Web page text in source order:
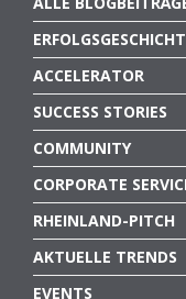
ACCELERATOR
SUCCESS STORIES
COMMUNITY
CORPORATE
RHEINLAND-PITCH
AKTUELLE TRENDS
EVENTS